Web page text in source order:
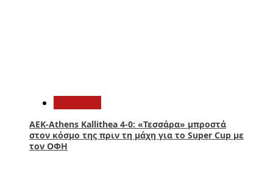
ΑΕΚ-Athens Kallithea 4-0: «Τεσσάρα» μπροστά
στον κόσμο της πριν τη μάχη για το Super Cup με
τον ΟΦΗ